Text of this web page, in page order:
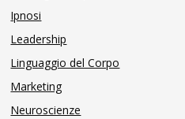
Ipnosi
Leadership
Linguaggio del Corpo
Marketing
Neuroscienze